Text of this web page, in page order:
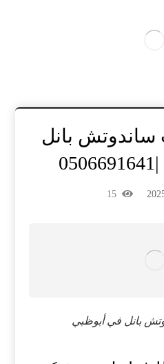
ساندوتش بانل
15
بانل في أبوظبي